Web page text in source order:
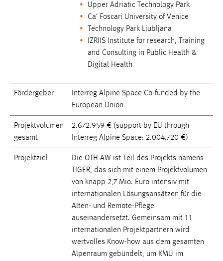
Upper Adriatic Technology Park
Ca‘ Foscari University of Venice
Technology Park Ljubljana
IZRIIS Institute for research, Training
and Consulting in Public Health &
Digital Health
Fördergeber
Interreg Alpine Space Co-funded by the
European Union
Projektvolumen
gesamt
2.672.959 € (support by EU through
Interreg Alpine Space: 2.004.720 €)
Projektziel
Die OTH AW ist Teil des Projekts namens
TIGER, das sich mit einem Projektvolumen
von knapp 2,7 Mio. Euro intensiv mit
internationalen Lösungsansätzen für die
Alten- und Remote-Pflege
auseinandersetzt. Gemeinsam mit 11
internationalen Projektpartnern wird
wertvolles Know-how aus dem gesamten
Alpenraum gebündelt, um KMU im
Optionen des Benutzers
Cookie Laufzeit:
Name:
staticfilecache
Zweck:
Für performante Seitenauslieferung wird in diesem Cookie
gespeichert, ob man eingeloggt ist.
Sprachpräferenz
site-language-preference
Das Cookie speichert die gewählte Sprache der Website.
Cookie Laufzeit: